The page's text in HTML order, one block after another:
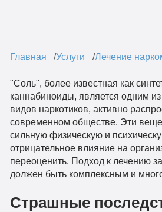
Главная Услуги Лечение
"Соль", более известная как
каннабиноиды, является одним
видов наркотиков, активно
современном обществе. Эти
сильную физическую и
отрицательное влияние на
переоценить. Подход к лечению
должен быть комплексным и
Страшные